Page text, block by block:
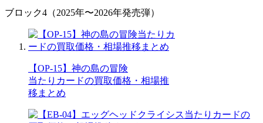
ブロック4（2025年〜2026年発売弾）
【OP-15】神の島の冒険
当たりカードの買取価格・相場推
移まとめ